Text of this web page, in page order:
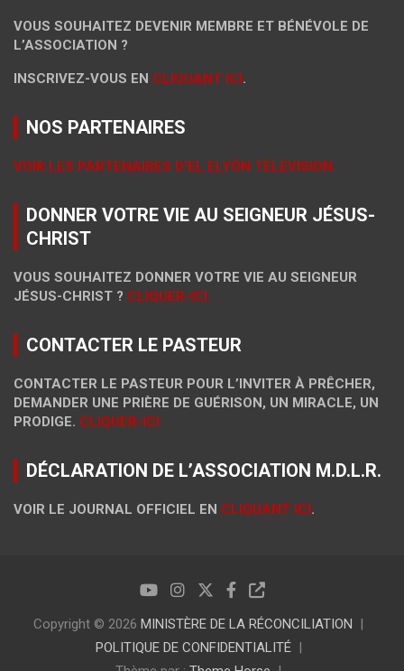
VOUS SOUHAITEZ DEVENIR MEMBRE ET BÉNÉVOLE DE
L’ASSOCIATION ?
INSCRIVEZ-VOUS EN CLIQUANT ICI .
NOS PARTENAIRES
VOIR LES PARTENAIRES D’EL ELYÔN TÉLÉVISION.
DONNER VOTRE VIE AU SEIGNEUR JÉSUS-
CHRIST
VOUS SOUHAITEZ DONNER VOTRE VIE AU SEIGNEUR
JÉSUS-CHRIST ? CLIQUER-ICI.
CONTACTER LE PASTEUR
CONTACTER LE PASTEUR POUR L’INVITER À PRÊCHER,
DEMANDER UNE PRIÈRE DE GUÉRISON, UN MIRACLE, UN
PRODIGE. CLIQUER-ICI
DÉCLARATION DE L’ASSOCIATION M.D.L.R.
VOIR LE JOURNAL OFFICIEL EN CLIQUANT ICI .
Copyright © 2026 MINISTÈRE DE LA RÉCONCILIATION
POLITIQUE DE CONFIDENTIALITÉ